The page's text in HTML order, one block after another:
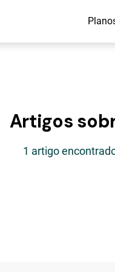
Artigos
1 artigo